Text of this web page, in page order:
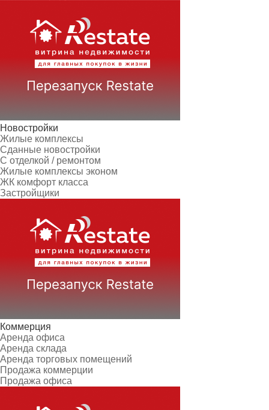
Новостройки
Жилые комплексы
Сданные новостройки
С отделкой / ремонтом
Жилые комплексы эконом
ЖК комфорт класса
Застройщики
Коммерция
Аренда офиса
Аренда склада
Аренда торговых помещений
Продажа коммерции
Продажа офиса